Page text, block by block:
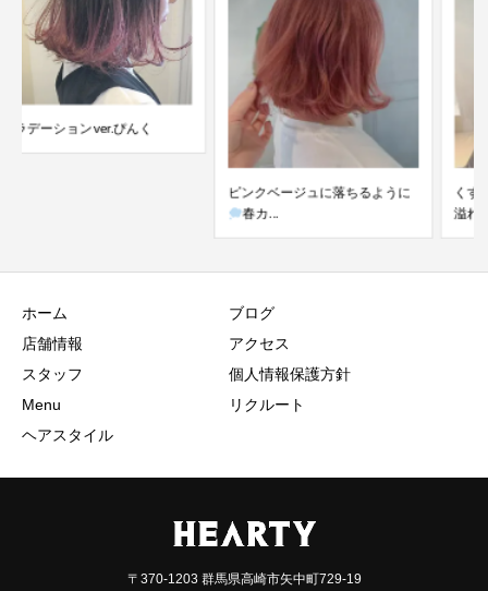
くすみブルーグリーン
透明感
溢れて...
ホーム
店舗情報
スタッフ
Menu
ヘアスタイル
ブログ
アクセス
個人情報保護方針
リクルート
〒370-1203 群馬県高崎市矢中町729-19